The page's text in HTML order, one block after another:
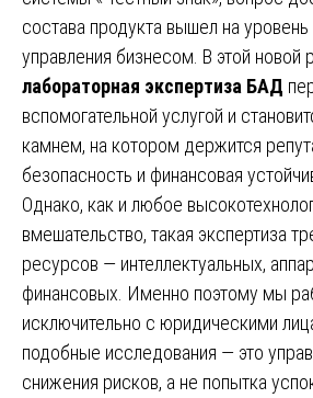
состава продукта вышел на уровень
управления бизнесом. В этой новой
лабораторная экспертиза БАД
вспомогательной услугой и
камнем, на котором держится
безопасность и финансовая
Однако, как и любое
вмешательство, такая экспертиза
ресурсов — интеллектуальных,
финансовых. Именно поэтому мы
исключительно с юридическими
подобные исследования — это
снижения рисков, а не попытка